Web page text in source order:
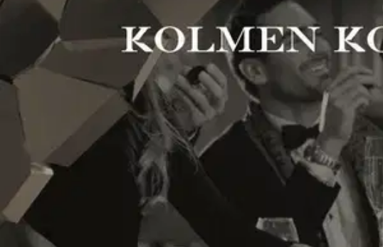
Tukholmassa kuohuu. Arvostettu ulkoministeriön virkamies Bror Hemros
miehen kanssa. Murhat eivät pääty tähän: asianajotoimiston neuvonantaja
työn touhussa: hän saa selvitettäväkseen oudon tapauksen, jossa jokaisella
Augustin. Marianne kollegoineen uskoo päässeensä selville tekijästä, mutta
seurapiireissä, jossa jokaisella on jotakin salattavaa.
Ominaisuudet
Oletko tyytyväinen tuotetietoihin?